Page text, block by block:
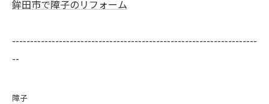
鉾田市で障子のリフォーム
--------------------------------------------------------------------
--
障子